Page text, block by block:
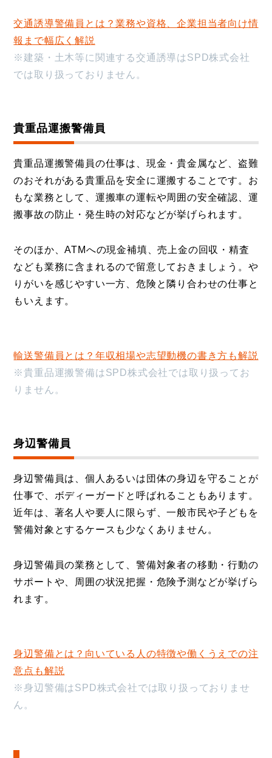
交通誘導警備員とは？業務や資格、企業担当者向け情
報まで幅広く解説
※建築・土木等に関連する交通誘導はSPD株式会社
では取り扱っておりません。
貴重品運搬警備員
貴重品運搬警備員の仕事は、現金・貴金属など、盗難
のおそれがある貴重品を安全に運搬することです。お
もな業務として、運搬車の運転や周囲の安全確認、運
搬事故の防止・発生時の対応などが挙げられます。
そのほか、ATMへの現金補填、売上金の回収・精査
なども業務に含まれるので留意しておきましょう。や
りがいを感じやすい一方、危険と隣り合わせの仕事と
もいえます。
輸送警備員とは？年収相場や志望動機の書き方も解説
※貴重品運搬警備はSPD株式会社では取り扱ってお
りません。
身辺警備員
身辺警備員は、個人あるいは団体の身辺を守ることが
仕事で、ボディーガードと呼ばれることもあります。
近年は、著名人や要人に限らず、一般市民や子どもを
警備対象とするケースも少なくありません。
身辺警備員の業務として、警備対象者の移動・行動の
サポートや、周囲の状況把握・危険予測などが挙げら
れます。
身辺警備とは？向いている人の特徴や働くうえでの注
意点も解説
※身辺警備はSPD株式会社では取り扱っておりませ
ん。